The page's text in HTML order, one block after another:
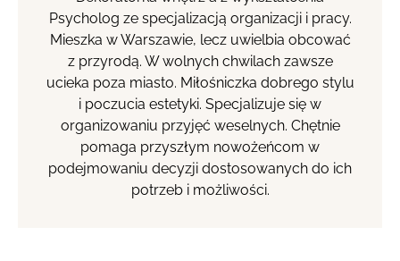
Psycholog ze specjalizacją organizacji i pracy.
Mieszka w Warszawie, lecz uwielbia obcować
z przyrodą. W wolnych chwilach zawsze
ucieka poza miasto. Miłośniczka dobrego stylu
i poczucia estetyki. Specjalizuje się w
organizowaniu przyjęć weselnych. Chętnie
pomaga przyszłym nowożeńcom w
podejmowaniu decyzji dostosowanych do ich
potrzeb i możliwości.